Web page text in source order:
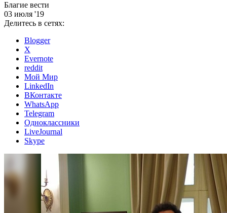
Благие вести
03 июля '19
Делитесь в сетях:
Blogger
X
Evernote
reddit
Мой Мир
LinkedIn
ВКонтакте
WhatsApp
Telegram
Одноклассники
LiveJournal
Skype